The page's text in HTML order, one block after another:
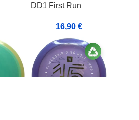
DD1 First Run
16,90 €